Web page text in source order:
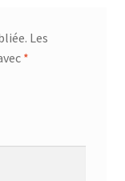
Les
*